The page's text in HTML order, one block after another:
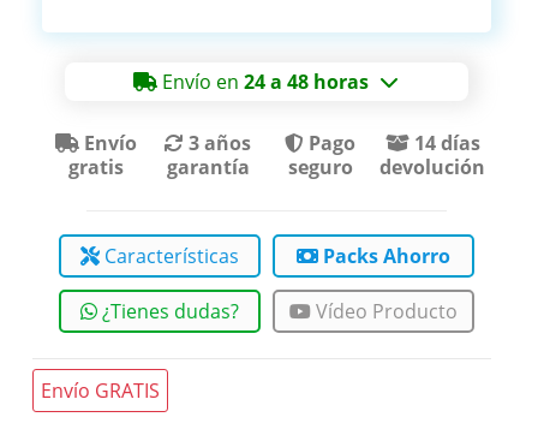
Envío GRATIS
Envío en24 a 48 horas
Envío
gratis
3 años
garantía
Pago
seguro
14 días
devolución
Características Packs Ahorro
¿Tienes dudas? Vídeo Producto